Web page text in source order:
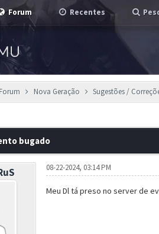
Forum Recentes
Nova Geração Sugestões /
bugado
08-22-2024, 03:14 PM
Meu Dl tá preso no server de